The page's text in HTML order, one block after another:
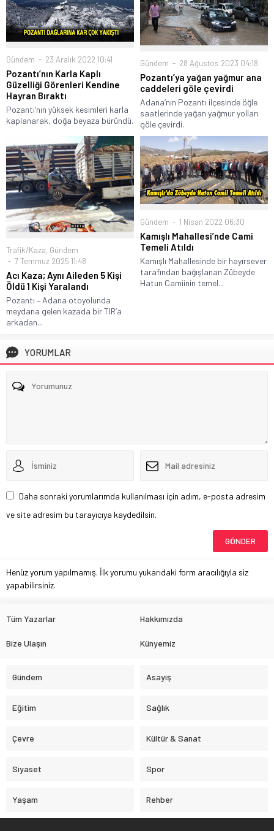
Gündem 23 Aralık 2022 10:41
Pozantı’nın Karla Kaplı
Güzelliği Görenleri Kendine
Hayran Bıraktı
Pozantı’nın yüksek kesimleri karla
kaplanarak, doğa beyaza büründü.
Gündem 28 Ağustos 2023 04:18
Pozantı’ya yağan yağmur ana
caddeleri göle çevirdi
Adana’nın Pozantı ilçesinde öğle
saatlerinde yağan yağmur yolları
göle çevirdi.
Trafik/Kaza, Gündem
7 Temmuz 2025 11:48
Acı Kaza; Aynı Aileden 5 Kişi
Öldü 1 Kişi Yaralandı
Pozantı – Adana otoyolunda
meydana gelen kazada bir TIR’a
arkadan...
Gündem 1 Nisan 2022 06:30
Kamışlı Mahallesi’nde Cami
Temeli Atıldı
Kamışlı Mahallesinde bir hayırsever
tarafından bağışlanan Zübeyde
Hatun Camiinin temel...
YORUMLAR
Daha sonraki yorumlarımda kullanılması için adım, e-posta adresim
ve site adresim bu tarayıcıya kaydedilsin.
Henüz yorum yapılmamış. İlk yorumu yukarıdaki form aracılığıyla siz
yapabilirsiniz.
Tüm Yazarlar Hakkımızda
Bize Ulaşın Künyemiz
Gündem Asayiş
Eğitim Sağlık
Çevre Kültür & Sanat
Siyaset Spor
Yaşam Rehber